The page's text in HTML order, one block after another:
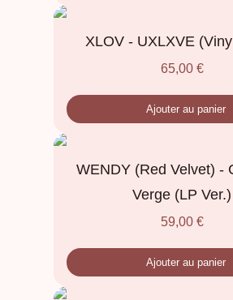
XLOV - UXLXVE
65,00 €
Ajouter au panier
WENDY (Red Velvet) -
Verge (LP Ver.)
59,00 €
Ajouter au panier